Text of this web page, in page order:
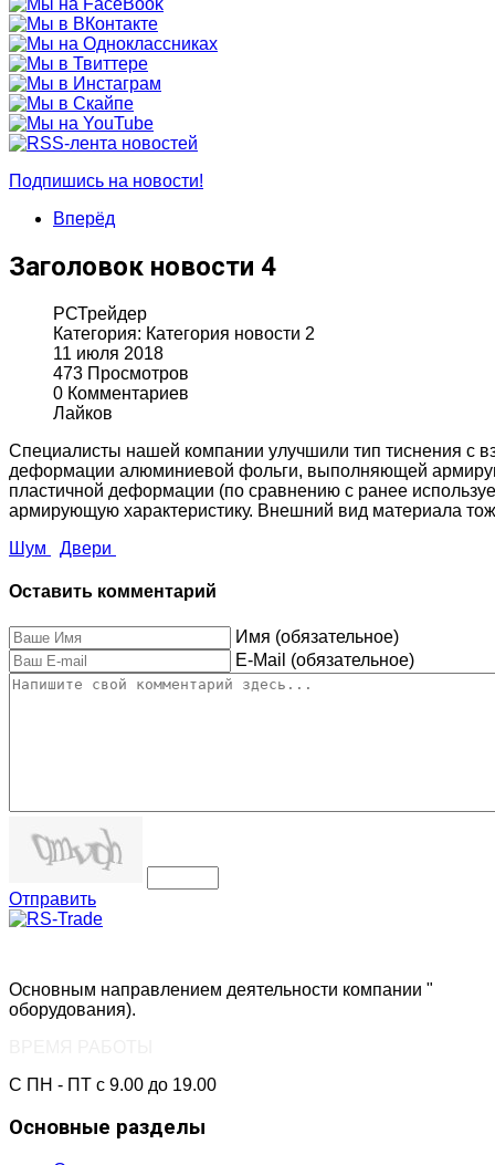
Подпишись на новости!
Вперёд
Заголовок новости 4
РСТрейдер
Категория: Категория новости 2
11 июля 2018
473 Просмотров
0 Комментариев
Лайков
Специалисты нашей компании улучшили тип тиснения с
деформации алюминиевой фольги, выполняющей
пластичной деформации (по сравнению с ранее
армирующую характеристику. Внешний вид материала
Шум
Двери
Оставить комментарий
Имя (обязательное)
E-Mail (обязательное)
Отправить
Основным направлением деятельности компании "
оборудования).
С ПН - ПТ с 9.00 до 19.00
Основные разделы